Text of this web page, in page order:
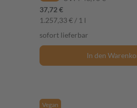
37,72 €
1.257,33 € / 1 l
sofort lieferbar
In den
Vegan